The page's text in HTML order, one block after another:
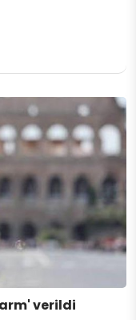
verildi